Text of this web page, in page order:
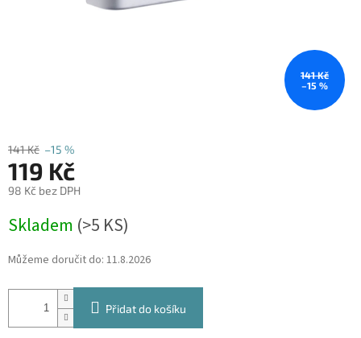
141 Kč
–15 %
141 Kč –15 %
119 Kč
98 Kč bez DPH
cena:
Skladem (>5 KS)
Můžeme doručit do: 11.8.2026
Přidat do košíku